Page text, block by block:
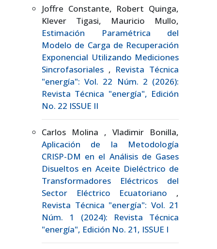
Joffre Constante, Robert Quinga,
Klever Tigasi, Mauricio Mullo,
Estimación Paramétrica del
Modelo de Carga de Recuperación
Exponencial Utilizando Mediciones
Sincrofasoriales , Revista Técnica
"energía": Vol. 22 Núm. 2 (2026):
Revista Técnica "energía", Edición
No. 22 ISSUE II
Carlos Molina , Vladimir Bonilla,
Aplicación de la Metodología
CRISP-DM en el Análisis de Gases
Disueltos en Aceite Dieléctrico de
Transformadores Eléctricos del
Sector Eléctrico Ecuatoriano ,
Revista Técnica "energía": Vol. 21
Núm. 1 (2024): Revista Técnica
"energía", Edición No. 21, ISSUE I